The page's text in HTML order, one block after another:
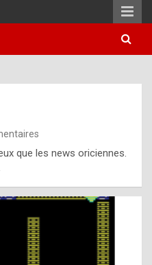
que les news oriciennes.